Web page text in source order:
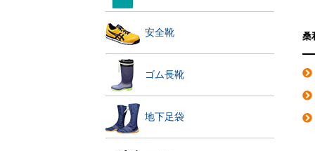
安全靴
ゴム長靴
地下足袋
桑